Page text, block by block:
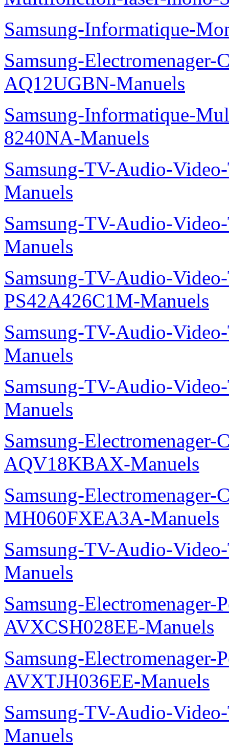
Samsung-Informatique-
Samsung-Electromenager-
AQ12UGBN-Manuels
Samsung-Informatique-
8240NA-Manuels
Samsung-TV-Audio-
Manuels
Samsung-TV-Audio-
Manuels
Samsung-TV-Audio-
PS42A426C1M-Manuels
Samsung-TV-Audio-
Manuels
Samsung-TV-Audio-
Manuels
Samsung-Electromenager-
AQV18KBAX-Manuels
Samsung-Electromenager-
MH060FXEA3A-Manuels
Samsung-TV-Audio-
Manuels
Samsung-
AVXCSH028EE-Manuels
Samsung-
AVXTJH036EE-Manuels
Samsung-TV-Audio-
Manuels